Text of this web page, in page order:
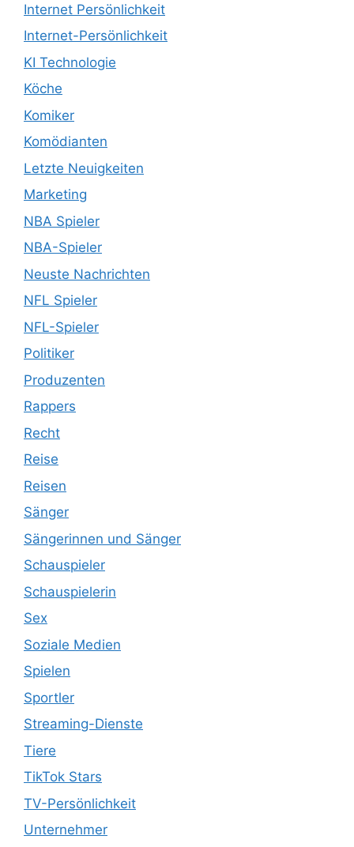
Internet Persönlichkeit
Internet-Persönlichkeit
KI Technologie
Köche
Komiker
Komödianten
Letzte Neuigkeiten
Marketing
NBA Spieler
NBA-Spieler
Neuste Nachrichten
NFL Spieler
NFL-Spieler
Politiker
Produzenten
Rappers
Recht
Reise
Reisen
Sänger
Sängerinnen und Sänger
Schauspieler
Schauspielerin
Sex
Soziale Medien
Spielen
Sportler
Streaming-Dienste
Tiere
TikTok Stars
TV-Persönlichkeit
Unternehmer